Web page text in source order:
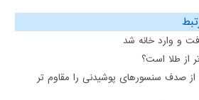
و وارد خانه شد
از طلا است؟
صدف سنسورهای پوشیدنی را مقاوم تر